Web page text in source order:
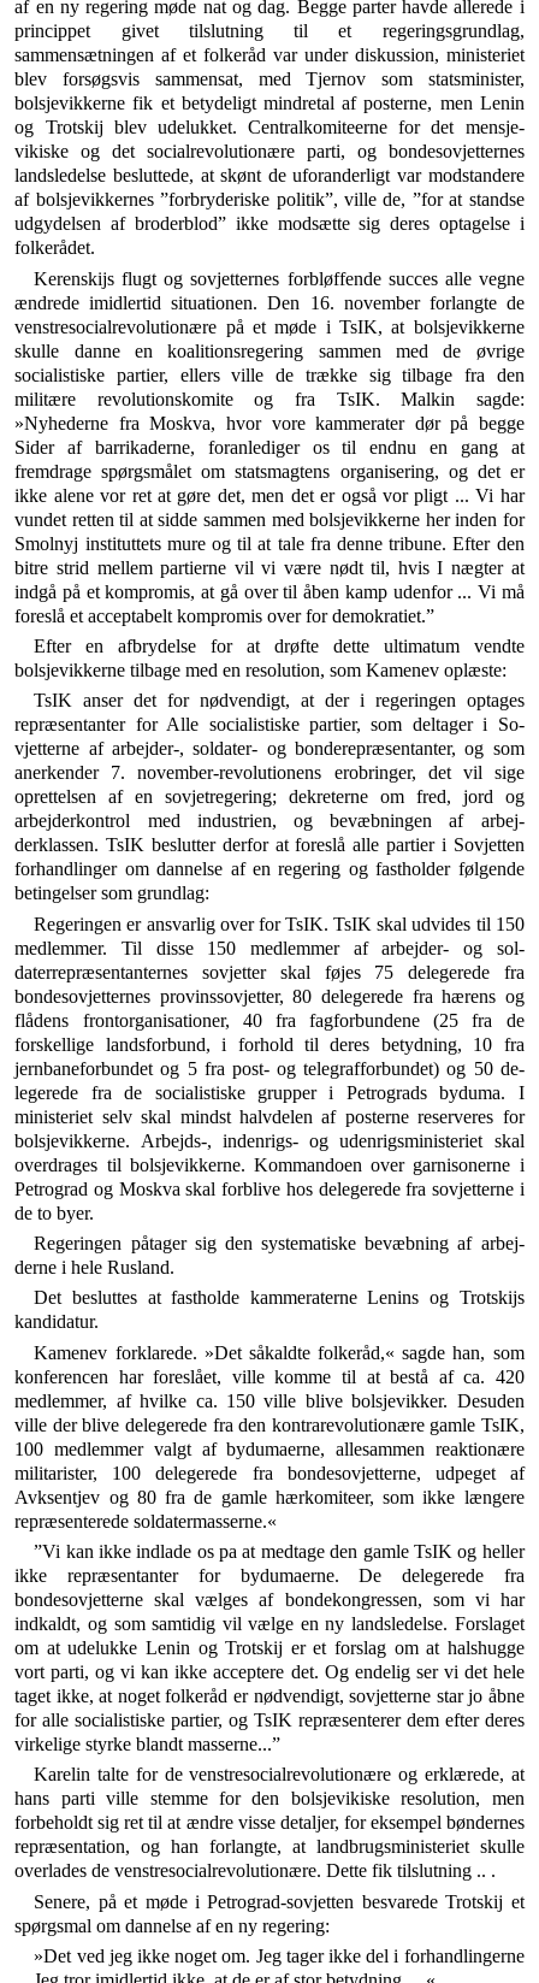
af en ny regering møde nat og dag. Begge parter havde allerede i
princippet givet tilslutning til et regeringsgrundlag,
sammensætningen af et folkeråd var under diskussion, ministeriet
blev forsøgsvis sammen­sat, med Tjernov som statsminister,
bolsjevikkerne fik et betydeligt mindretal af posterne, men Lenin
og Trot­skij blev udelukket. Centralkomiteerne for det mensje­
vikiske og det socialrevolutionære parti, og bondesovjet­ternes
landsledelse besluttede, at skønt de uforanderligt var modstandere
af bolsjevikkernes ”forbryderiske politik”, ville de, ”for at standse
udgydelsen af broderblod” ikke modsætte sig deres optagelse i
folkerådet.
Kerenskijs flugt og sovjetternes forbløffende succes alle vegne
ændrede imidlertid situationen. Den 16. no­vember forlangte de
venstresocialrevolutionære på et møde i TsIK, at bolsjevikkerne
skulle danne en koalitions­regering sammen med de øvrige
socialistiske partier, ellers ville de trække sig tilbage fra den
militære revo­lutionskomite og fra TsIK. Malkin sagde:
»Nyhederne fra Moskva, hvor vore kammerater dør på begge
Sider af barrikaderne, foranlediger os til endnu en gang at
fremdrage spørgsmålet om statsmagtens organisering, og det er
ikke alene vor ret at gøre det, men det er også vor pligt ... Vi har
vundet retten til at sidde sammen med bolsjevikkerne her inden for
Smolnyj instituttets mure og til at tale fra denne tribune. Efter den
bitre strid mellem partierne vil vi være nødt til, hvis I næg­ter at
indgå på et kompromis, at gå over til åben kamp udenfor ... Vi må
foreslå et acceptabelt kompromis over for demokratiet.”
Efter en afbrydelse for at drøfte dette ultimatum vendte
bolsjevikkerne tilbage med en resolution, som Kamenev oplæste:
TsIK anser det for nødvendigt, at der i regeringen optages
repræsentanter for Alle socialistiske partier, som deltager i So­
vjetterne af arbejder-, soldater- og bonderepræsentanter, og som
anerkender 7. november-revolutionens erobringer, det vil sige
oprettelsen af en sovjetregering; dekreterne om fred, jord og
arbejderkontrol med industrien, og bevæbningen af arbej­
derklassen. TsIK beslutter derfor at foreslå alle partier i So­vjetten
forhandlinger om dannelse af en regering og fastholder følgende
betingelser som grundlag:
Regeringen er ansvarlig over for TsIK. TsIK skal udvides til 150
medlemmer. Til disse 150 medlemmer af arbejder- og sol­
daterrepræsentanternes sovjetter skal føjes 75 delegerede fra
bondesovjetternes provinssovjetter, 80 delegerede fra hærens og
flådens frontorganisationer, 40 fra fagforbundene (25 fra de
forskellige landsforbund, i forhold til deres betydning, 10 fra
jernbaneforbundet og 5 fra post- og telegrafforbundet) og 50 de­
legerede fra de socialistiske grupper i Petrograds byduma. I
ministeriet selv skal mindst halvdelen af posterne reserveres for
bolsjevikkerne. Arbejds-, indenrigs- og udenrigsministeriet skal
overdrages til bolsjevikkerne. Kommandoen over garniso­nerne i
Petrograd og Moskva skal forblive hos delegerede fra sovjetterne i
de to byer.
Regeringen påtager sig den systematiske bevæbning af arbej­
derne i hele Rusland.
Det besluttes at fastholde kammeraterne Lenins og Trotskijs
kandidatur.
Kamenev forklarede. »Det såkaldte folkeråd,« sagde han, som
konferencen har foreslået, ville komme til at bestå af ca. 420
medlemmer, af hvilke ca. 150 ville blive bolsjevikker. Desuden
ville der blive delegerede fra den kontrarevolutionære gamle TsIK,
100 medlemmer valgt af bydumaerne, allesammen reaktionære
militarister, 100 delegerede fra bondesovjetterne, udpeget af
Avksen­tjev og 80 fra de gamle hærkomiteer, som ikke længere
repræsenterede soldatermasserne.«
”Vi kan ikke indlade os pa at medtage den gamle TsIK og heller
ikke repræsentanter for bydumaerne. De dele­gerede fra
bondesovjetterne skal vælges af bondekon­gressen, som vi har
indkaldt, og som samtidig vil vælge en ny landsledelse. Forslaget
om at udelukke Lenin og Trotskij er et forslag om at halshugge
vort parti, og vi kan ikke acceptere det. Og endelig ser vi det hele
taget ikke, at noget folkeråd er nødvendigt, sovjetterne star jo åbne
for alle socialistiske partier, og TsIK repræsen­terer dem efter deres
virkelige styrke blandt masser­ne...”
Karelin talte for de venstresocialrevolutionære og er­klærede, at
hans parti ville stemme for den bolsjeviki­ske resolution, men
forbeholdt sig ret til at ændre visse detaljer, for eksempel bøndernes
repræsentation, og han forlangte, at landbrugsministeriet skulle
overlades de venstresocialrevolutionære. Dette fik tilslutning .. .
Senere, på et møde i Petrograd-sovjetten besvarede Trotskij et
spørgsmal om dannelse af en ny regering:
»Det ved jeg ikke noget om. Jeg tager ikke del i for­handlingerne